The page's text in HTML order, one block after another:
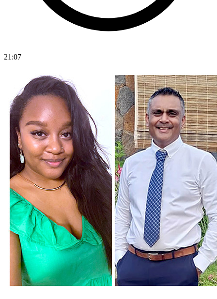
21:07